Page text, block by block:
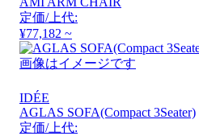
定価/上代:
¥77,182 ~
画像はイメージです
IDÉE
AGLAS SOFA(Compact 3Seater)
定価/上代: